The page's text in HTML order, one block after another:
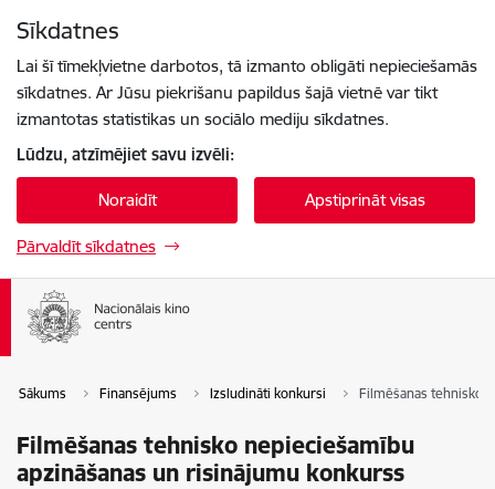
Sīkdatnes
Lai šī tīmekļvietne darbotos, tā izmanto obligāti nepieciešamās
sīkdatnes. Ar Jūsu piekrišanu papildus šajā vietnē var tikt
izmantotas statistikas un sociālo mediju sīkdatnes.
Lūdzu, atzīmējiet savu izvēli:
Noraidīt Apstiprināt visas
Pārvaldīt sīkdatnes
Sākums Finansējums Izsludināti konkursi Filmēšanas tehnisko
Filmēšanas tehnisko nepieciešamību
apzināšanas un risinājumu konkurss